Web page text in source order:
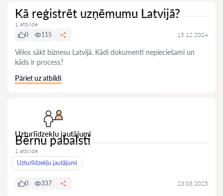
Kā reģistrēt uzņēmumu Latvijā?
1 atbilde
0
115 15.12.2024
Vēlos sākt biznesu Latvijā. Kādi dokumenti nepieciešami un
kāds ir process?
Pāriet uz atbildi
Uzturlīdzekļu jautājumi
Bērnu pabalsti
1 atbilde
Uzturlīdzekļu jautājumi
0 337 23.03.2025